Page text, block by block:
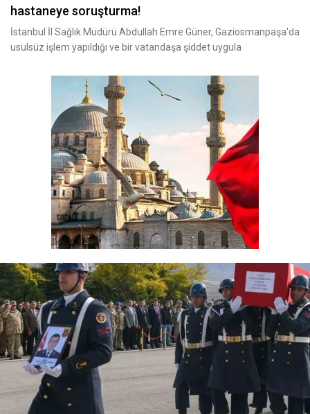
hastaneye soruşturma!
İstanbul İl Sağlık Müdürü Abdullah Emre Güner, Gaziosmanpaşa'da
usulsüz işlem yapıldığı ve bir vatandaşa şiddet uygula